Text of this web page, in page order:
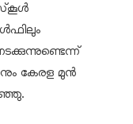
കേരള മുൻ